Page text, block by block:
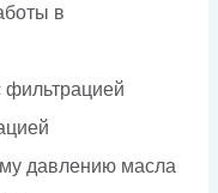
в
фильтрацией
давлению масла